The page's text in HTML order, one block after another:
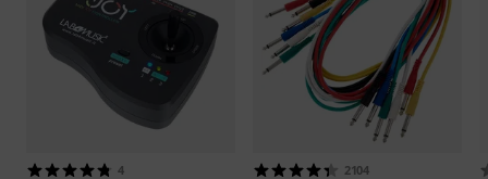
4 2104